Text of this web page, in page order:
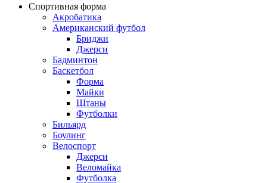
Спортивная форма
Акробатика
Американский футбол
Бриджи
Джерси
Бадминтон
Баскетбол
Форма
Майки
Штаны
Футболки
Бильярд
Боулинг
Велоспорт
Джерси
Веломайка
Футболка